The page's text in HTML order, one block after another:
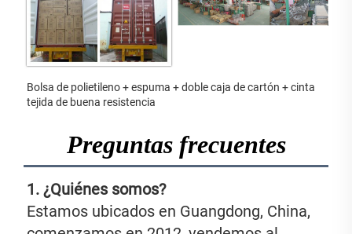
Bolsa de polietileno + espuma + doble caja de cartón + cinta
tejida de buena resistencia
Preguntas frecuentes
1. ¿Quiénes somos?
Estamos ubicados en Guangdong, China,